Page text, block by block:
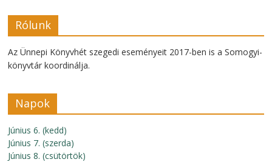
Rólunk
Az Ünnepi Könyvhét szegedi eseményeit 2017-ben is a Somogyi-
könyvtár koordinálja.
Napok
Június 6. (kedd)
Június 7. (szerda)
Június 8. (csütörtök)